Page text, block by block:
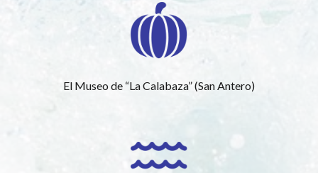
El Museo de “La Calabaza” (San Antero)